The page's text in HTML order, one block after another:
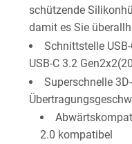
schützende
damit es Sie
Schnittstelle
USB-C 3.2
Superschnelle
2.0 kompatibel